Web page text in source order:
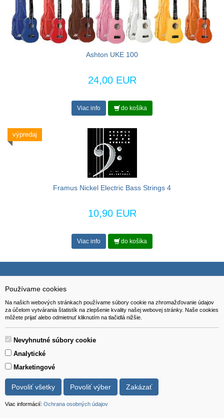
Používame cookies
Na našich webových stránkach používame súbory cookie na zhromažďovanie údajov
za účelom vytvárania štatistík na zlepšenie kvality našej webovej stránky. Naše cookies
môžete prijať alebo odmietnuť kliknutím na tlačidlá nižšie.
Nevyhnutné súbory cookie
Analytické
Marketingové
Povoliť všetky Povoliť výber Zakázať
Viac informácií: Ochrana osobných údajov
Ashton UKE 100
24,00 EUR
Viac info do košíka
výpredaj
Framus Nickel Electric Bass Strings 4
10,90 EUR
Viac info do košíka
NAVIGÁCIA
Katalóg
O nás
Pomoc
Kontakt
Formulár na odstúpenie od zmluvy